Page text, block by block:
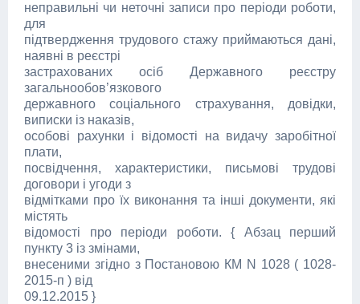
неправильні чи неточні записи про періоди роботи,
для
підтвердження трудового стажу приймаються дані,
наявні в реєстрі
застрахованих осіб Державного реєстру
загальнообов’язкового
державного соціального страхування, довідки,
виписки із наказів,
особові рахунки і відомості на видачу заробітної
плати,
посвідчення, характеристики, письмові трудові
договори і угоди з
відмітками про їх виконання та інші документи, які
містять
відомості про періоди роботи. { Абзац перший
пункту 3 із змінами,
внесеними згідно з Постановою КМ N 1028 ( 1028-
2015-п ) від
09.12.2015 }